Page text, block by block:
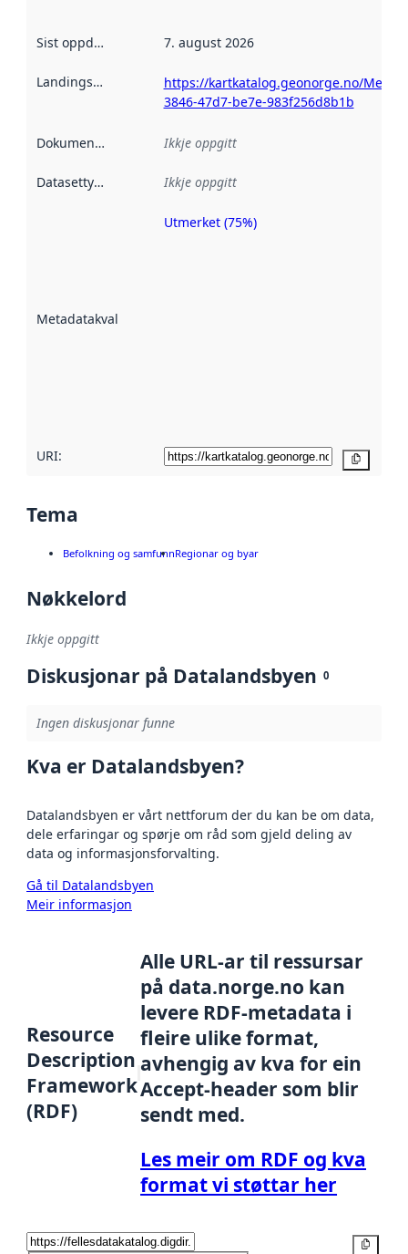
Sist oppdatert 7. august 2026
Landingsside
https://kartkatalog.geonorge.no/
3846-47d7-be7e-983f256d8b1b
Dokumentasjon Ikkje oppgitt
Datasettype Ikkje oppgitt
Metadatakvalitet
Metadatakvalitet
Utmerket (75%)
URI:
Tema
Befolkning og samfunnRegionar og byar
Nøkkelord
Ikkje oppgitt
Diskusjonar på Datalandsbyen 0
Ingen diskusjonar funne
Kva er Datalandsbyen?
Datalandsbyen er vårt nettforum der du kan be om data,
dele erfaringar og spørje om råd som gjeld deling av
data og informasjonsforvalting.
Gå til Datalandsbyen
Meir informasjon
Resource
Description
Framework
(RDF)
Alle URL-ar til ressursar
på data.norge.no kan
levere RDF-metadata i
fleire ulike format,
avhengig av kva for ein
Accept-header som blir
sendt med.
Les meir om RDF og kva
format vi støttar her